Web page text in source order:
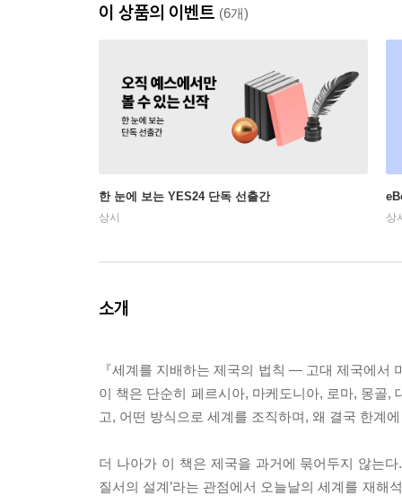
이 상품의 이벤트 (6개)
한 눈에 보는 YES24 단독 선출간
상시 상
소개
『세계를 지배하는 제국의 법칙 — 고대 제국에서
이 책은 단순히 페르시아, 마케도니아, 로마, 몽골,
고, 어떤 방식으로 세계를 조직하며, 왜 결국 한계
더 나아가 이 책은 제국을 과거에 묶어두지 않는
질서의 설계’라는 관점에서 오늘날의 세계를 재